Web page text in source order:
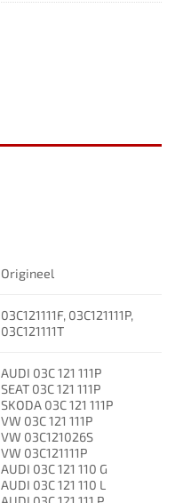
Origineel
03C121111F, 03C121111P,
03C121111T
AUDI 03C 121 111P
SEAT 03C 121 111P
SKODA 03C 121 111P
VW 03C 121 111P
VW 03C121026S
VW 03C121111P
AUDI 03C 121 110 G
AUDI 03C 121 110 L